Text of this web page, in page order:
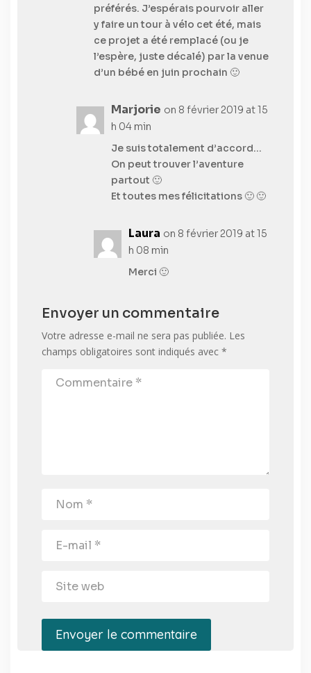
préférés. J’espérais pourvoir aller
y faire un tour à vélo cet été, mais
ce projet a été remplacé (ou je
l’espère, juste décalé) par la venue
d’un bébé en juin prochain 🙂
Marjorie on 8 février 2019 at 15
h 04 min
Je suis totalement d’accord…
On peut trouver l’aventure
partout 🙂
Et toutes mes félicitations 🙂 🙂
Laura on 8 février 2019 at 15
h 08 min
Merci 🙂
Envoyer un commentaire
Votre adresse e-mail ne sera pas publiée. Les
champs obligatoires sont indiqués avec *
Envoyer le commentaire